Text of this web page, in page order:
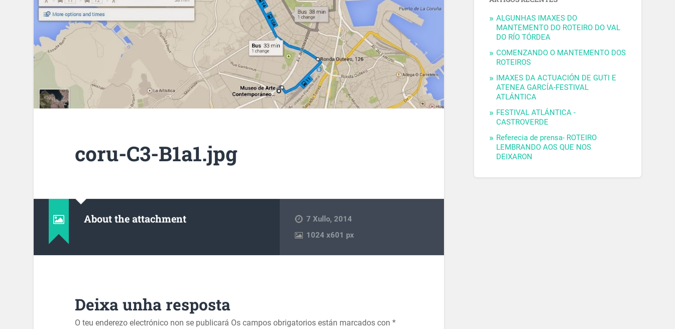
coru-C3-B1a1.jpg
About the attachment
7 Xullo, 2014
1024x601 px
Deixa unha resposta
O teu enderezo electrónico non se publicará Os campos obrigatorios están marcados con *
ALGUNHAS IMAXES DO
MANTEMENTO DO ROTEIRO DO VAL
DO RÍO TÓRDEA
COMENZANDO O MANTEMENTO DOS
ROTEIROS
IMAXES DA ACTUACIÓN DE GUTI E
ATENEA GARCÍA-FESTIVAL
ATLÁNTICA
FESTIVAL ATLÁNTICA -
CASTROVERDE
Referecia de prensa- ROTEIRO
LEMBRANDO AOS QUE NOS
DEIXARON